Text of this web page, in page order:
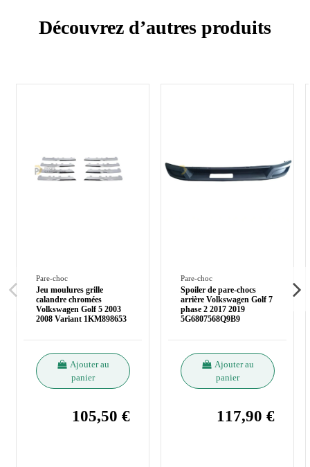
Découvrez d’autres produits
Pare-choc
Jeu moulures grille
calandre chromées
Volkswagen Golf 5 2003
2008 Variant 1KM898653
Ajouter au
panier
105,50 €
Pare-choc
Spoiler de pare-chocs
arrière Volkswagen Golf 7
phase 2 2017 2019
5G6807568Q9B9
Ajouter au
panier
117,90 €